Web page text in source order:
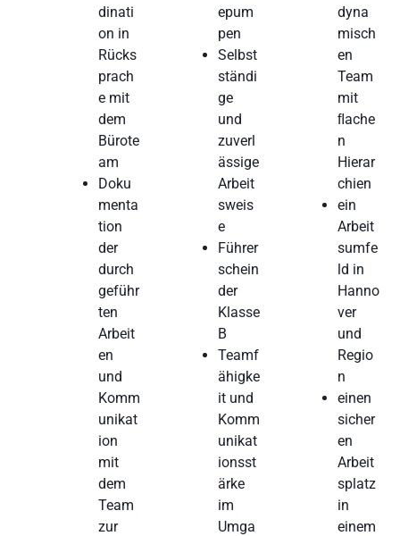
dinati
on in
Rücks
prach
e mit
dem
Bürote
am
Doku
menta
tion
der
durch
geführ
ten
Arbeit
en
und
Komm
unikat
ion
mit
dem
Team
zur
epum
pen
Selbst
ständi
ge
und
zuverl
ässige
Arbeit
sweis
e
Führer
schein
der
Klasse
B
Teamf
ähigke
it und
Komm
unikat
ionsst
ärke
im
Umga
dyna
misch
en
Team
mit
ﬂache
n
Hierar
chien
ein
Arbeit
sumfe
ld in
Hanno
ver
und
Regio
n
einen
sicher
en
Arbeit
splatz
in
einem